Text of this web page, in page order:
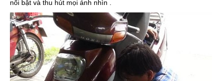
nổi bật và thu hút mọi ánh nhìn .